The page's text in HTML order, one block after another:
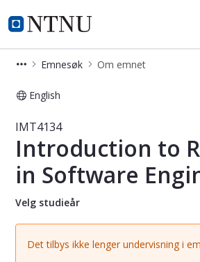
NTNU Hjemmeside
Studier
Emnesøk Om emnet
English
Emne - Introduction to
IMT4134
Introduction to
in Software
Velg studieår
Det tilbys ikke lenger undervisning i